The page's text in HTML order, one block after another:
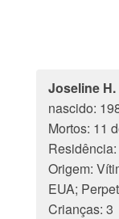
Joseline H.
nascido:
Mortos: 11
Origem:
EUA;
Crianças: 3